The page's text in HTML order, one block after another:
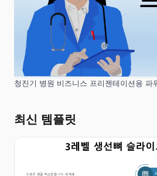
청진기 병원 비즈니스 프리젠테이션용 파
최신 템플릿